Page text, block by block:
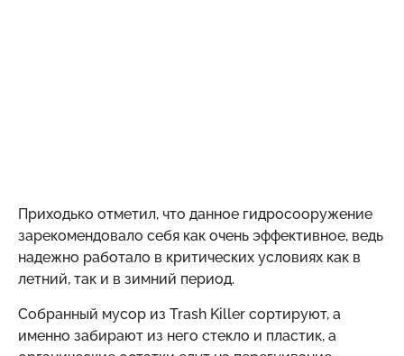
Приходько отметил, что данное гидросооружение
зарекомендовало себя как очень эффективное, ведь
надежно работало в критических условиях как в
летний, так и в зимний период.
Собранный мусор из Trash Killer сортируют, а
именно забирают из него стекло и пластик, а